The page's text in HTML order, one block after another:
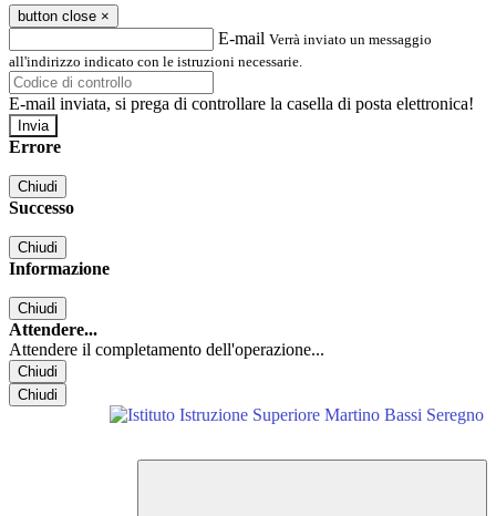
button close ×
E-mail Verrà inviato un messaggio
all'indirizzo indicato con le istruzioni necessarie.
E-mail inviata, si prega di controllare la casella di posta elettronica!
Errore
Chiudi
Successo
Chiudi
Informazione
Chiudi
Attendere...
Attendere il completamento dell'operazione...
Chiudi
Chiudi